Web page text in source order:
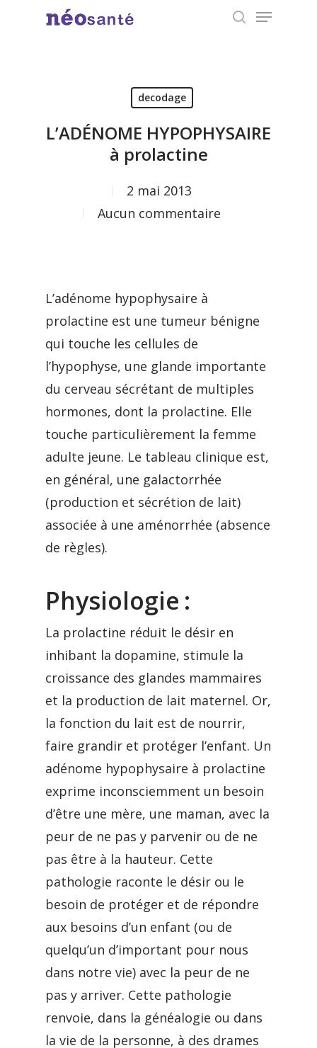
Menu
decodage
L’ADÉNOME HYPOPHYSAIRE
à prolactine
2 mai 2013
Aucun commentaire
L’adénome hypophysaire à
prolactine est une tumeur bénigne
qui touche les cellules de
l’hypophyse, une glande importante
du cerveau sécrétant de multiples
hormones, dont la prolactine. Elle
touche particulièrement la femme
adulte jeune. Le tableau clinique est,
en général, une galactorrhée
(production et sécrétion de lait)
associée à une aménorrhée (absence
de règles).
Physiologie :
La prolactine réduit le désir en
inhibant la dopamine, stimule la
croissance des glandes mammaires
et la production de lait maternel. Or,
la fonction du lait est de nourrir,
faire grandir et protéger l’enfant. Un
adénome hypophysaire à prolactine
exprime inconsciemment un besoin
d’être une mère, une maman, avec la
peur de ne pas y parvenir ou de ne
pas être à la hauteur. Cette
pathologie raconte le désir ou le
besoin de protéger et de répondre
aux besoins d’un enfant (ou de
quelqu’un d’important pour nous
dans notre vie) avec la peur de ne
pas y arriver. Cette pathologie
renvoie, dans la généalogie ou dans
la vie de la personne, à des drames